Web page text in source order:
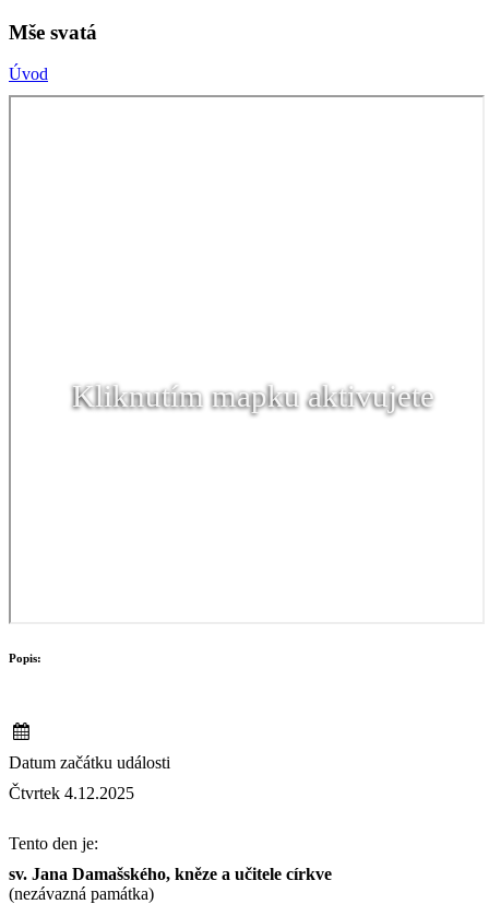
Mše svatá
Úvod
Kliknutím mapku aktivujete
Popis:
Datum začátku události
Čtvrtek 4.12.2025
Tento den je:
sv. Jana Damašského, kněze a učitele církve
(nezávazná památka)